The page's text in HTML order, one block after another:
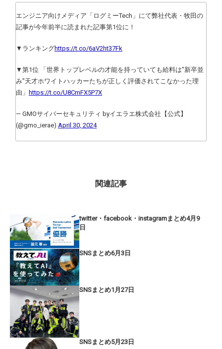
エンジニア向けメディア「ログミーTech」にて弊社代表・牧田の
記事が今年前半に読まれた記事第1位に！
▼ランキングhttps://t.co/6aV2ht37Fk
▼第1位 「世界トップレベルの才能を持っていても給料は"新卒並
み"天才ホワイトハッカーたちが正しく評価されてこなかった理
由」 https://t.co/U8CmFX5P7X
— GMOサイバーセキュリティ byイエラエ株式会社【公式】
(@gmo_ierae) April 30, 2024
関連記事
twitter・facebook・instagramまとめ4月9
日
SNSまとめ6月3日
SNSまとめ1月27日
SNSまとめ5月23日